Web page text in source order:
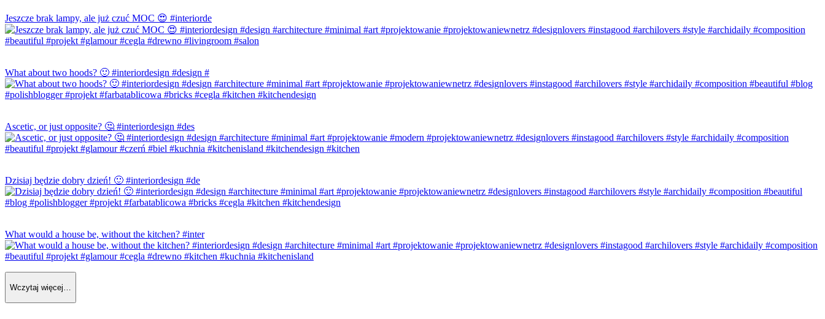
Jeszcze brak lampy, ale już czuć MOC 😍 #interiorde
What about two hoods? 🙂 #interiordesign #design #
Ascetic, or just opposite? 🤔 #interiordesign #des
Dzisiaj będzie dobry dzień! 🙂 #interiordesign #de
What would a house be, without the kitchen? #inter
Wczytaj więcej…